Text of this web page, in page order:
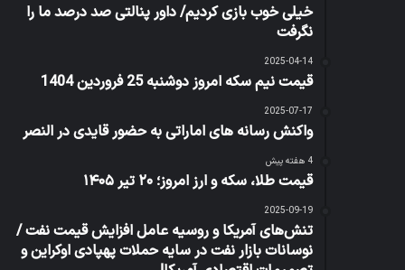
خیلی خوب بازی کردیم/ داور پنالتی صد درصد ما را
نگرفت
2025-04-14
قیمت نیم سکه‌‌ امروز دوشنبه 25 فروردین 1404
2025-07-17
واکنش رسانه های اماراتی به حضور قایدی در النصر
4 هفته پیش
قیمت طلا، سکه و ارز امروز؛ ۲۰ تیر ۱۴۰۵
2025-09-19
تنش‌های آمریکا و روسیه عامل افزایش قیمت نفت /
نوسانات بازار نفت در سایه حملات پهپادی اوکراین و